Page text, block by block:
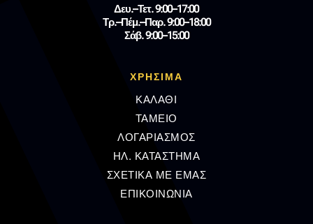
Δευ.–Τετ. 9:00–17:00
Τρ.–Πέμ.–Παρ. 9:00–18:00
Σάβ. 9:00–15:00
ΧΡΗΣΙΜΑ
ΚΑΛΑΘΙ
ΤΑΜΕΙΟ
ΛΟΓΑΡΙΑΣΜΟΣ
ΗΛ. ΚΑΤΑΣΤΗΜΑ
ΣΧΕΤΙΚΑ ΜΕ ΕΜΑΣ
ΕΠΙΚΟΙΝΩΝΙΑ